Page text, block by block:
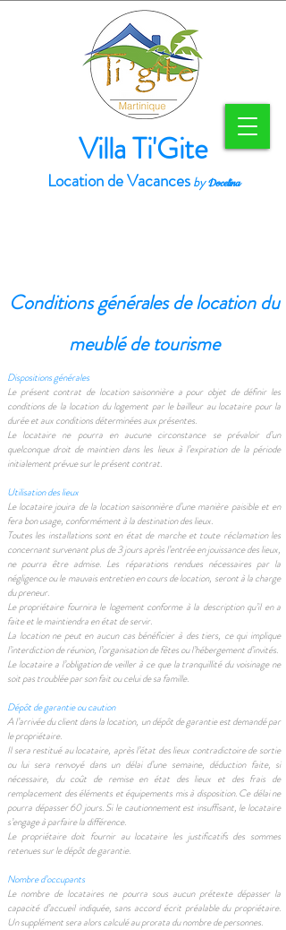
Villa Ti'Gite
Location de VacancesbyDocelina
Conditions générales de location du
meublé de tourisme
Dispositions générales
Le présent contrat de location saisonnière a pour objet de définir les
conditions de la location du logement par le bailleur au locataire pour la
durée et aux conditions déterminées aux présentes.
Le locataire ne pourra en aucune circonstance se prévaloir d’un
quelconque droit de maintien dans les lieux à l’expiration de la période
initialement prévue sur le présent contrat.
Utilisation des lieux
Le locataire jouira de la location saisonnière d’une manière paisible et en
fera bon usage, conformément à la destination des lieux.
Toutes les installations sont en état de marche et toute réclamation les
concernant survenant plus de 3 jours après l’entrée en jouissance des lieux,
ne pourra être admise. Les réparations rendues nécessaires par la
négligence ou le mauvais entretien en cours de location, seront à la charge
du preneur.
Le propriétaire fournira le logement conforme à la description qu’il en a
faite et le maintiendra en état de servir.
La location ne peut en aucun cas bénéficier à des tiers, ce qui implique
l’interdiction de réunion, l’organisation de fêtes ou l’hébergement d’invités.
Le locataire a l’obligation de veiller à ce que la tranquillité du voisinage ne
soit pas troublée par son fait ou celui de sa famille.
Dépôt de garantie ou caution
A l’arrivée du client dans la location, un dépôt de garantie est demandé par
le propriétaire.
Il sera restitué au locataire, après l’état des lieux contradictoire de sortie
ou lui sera renvoyé dans un délai d’une semaine, déduction faite, si
nécessaire, du coût de remise en état des lieux et des frais de
remplacement des éléments et équipements mis à disposition. Ce délai ne
pourra dépasser 60 jours. Si le cautionnement est insuffisant, le locataire
s’engage à parfaire la différence.
Le propriétaire doit fournir au locataire les justificatifs des sommes
retenues sur le dépôt de garantie.
Nombre d’occupants
Le nombre de locataires ne pourra sous aucun prétexte dépasser la
capacité d’accueil indiquée, sans accord écrit préalable du propriétaire.
Un supplément sera alors calculé au prorata du nombre de personnes.